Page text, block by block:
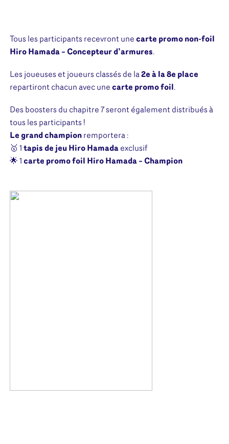
Tous les participants recevront une carte promo non-foil
Hiro Hamada – Concepteur d’armures.
Les joueuses et joueurs classés de la2e à la 8e place
repartiront chacun avec une carte promo foil.
Des boosters du chapitre 7 seront également distribués à
tous les participants !
Le grand champion remportera :
🥇 1 tapis de jeu Hiro Hamada exclusif
🌟 1 carte promo foil Hiro Hamada – Champion